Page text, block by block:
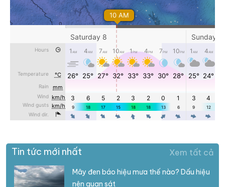
Tin tức mới nhất Xem tất cả
Mây đen báo hiệu mưa thế nào? Dấu hiệu
nên quan sát